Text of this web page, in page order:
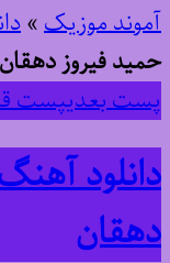
آموند موزیک»
حمید فیروز دهقان
پست بعدیپست
دانلود
دهقان